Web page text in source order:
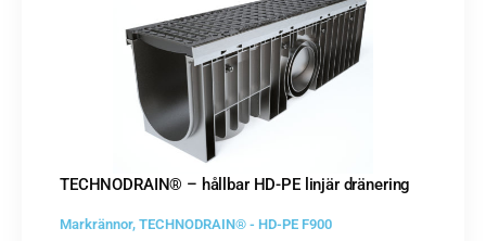
TECHNODRAIN® – hållbar HD-PE linjär dränering
Markrännor, TECHNODRAIN® - HD-PE F900